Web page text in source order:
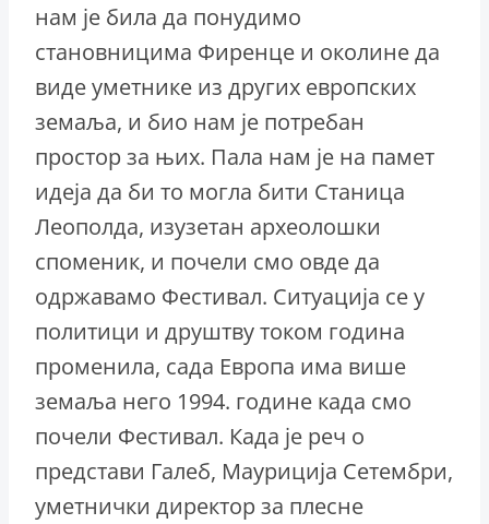
нам је била да понудимо
становницима Фиренце и околине да
виде уметнике из других европских
земаља, и био нам је потребан
простор за њих. Пала нам је на памет
идеја да би то могла бити Станица
Леополда, изузетан археолошки
споменик, и почели смо овде да
одржавамо Фестивал. Ситуација се у
политици и друштву током година
променила, сада Европа има више
земаља него 1994. године када смо
почели Фестивал. Када је реч о
представи Галеб, Мауриција Сетембри,
уметнички директор за плесне